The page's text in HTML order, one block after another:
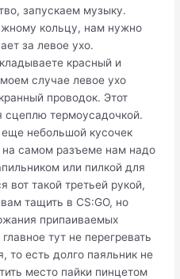
запускаем музыку.
кольцу, нам нужно
за левое ухо.
красный и
случае левое ухо
проводок. Этот
термоусадочкой.
небольшой кусочек
самом разъеме нам надо
или пилкой для
вот такой третьей рукой,
тащить в CS:GO, но
припаиваемых
тут не перегревать
то есть долго паяльник не
место пайки пинцетом